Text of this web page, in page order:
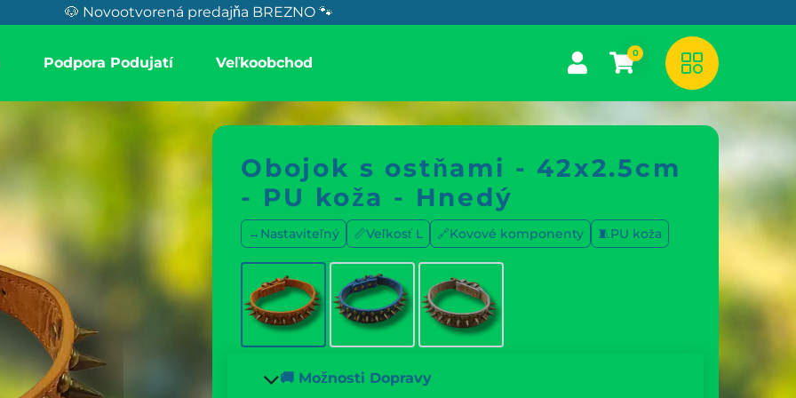
🐶 Novootvorená predajňa BREZNO 🐾
Podpora Podujatí Veľkoobchod
0
Obojok s ostňami - 42x2.5cm
- PU koža - Hnedý
↔️Nastaviteľný 📏Veľkosť L 🔗Kovové komponenty 🧵PU koža
🚚 Možnosti Dopravy